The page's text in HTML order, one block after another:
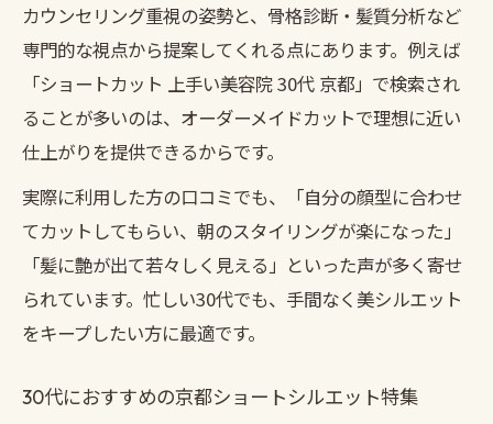
カウンセリング重視の姿勢と、骨格診断・髪質分析など
専門的な視点から提案してくれる点にあります。例えば
「ショートカット 上手い美容院 30代 京都」で検索され
ることが多いのは、オーダーメイドカットで理想に近い
仕上がりを提供できるからです。
実際に利用した方の口コミでも、「自分の顔型に合わせ
てカットしてもらい、朝のスタイリングが楽になった」
「髪に艶が出て若々しく見える」といった声が多く寄せ
られています。忙しい30代でも、手間なく美シルエット
をキープしたい方に最適です。
30代におすすめの京都ショートシルエット特集